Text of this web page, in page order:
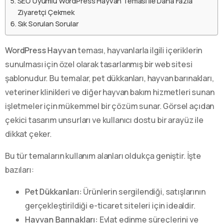
Ziyaretçi Çekmek
Sık Sorulan Sorular
WordPress Hayvanteması, hayvanlarla ilgili içeriklerin
sunulması için özel olarak tasarlanmış bir web sitesi
şablonudur. Bu temalar, pet dükkanları, hayvan barınakları,
veteriner klinikleri ve diğer hayvan bakım hizmetleri sunan
işletmeler için mükemmel bir çözüm sunar. Görsel açıdan
çekici tasarım unsurları ve kullanıcı dostu bir arayüz ile
dikkat çeker.
Bu tür temaların kullanım alanları oldukça geniştir. İşte
bazıları:
Pet Dükkanları: Ürünlerin sergilendiği, satışlarının
gerçekleştirildiği e-ticaret siteleri için idealdir.
Hayvan Barınakları: Evlat edinme süreçlerini ve